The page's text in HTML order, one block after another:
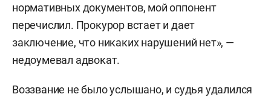
нормативных документов, мой оппонент
перечислил. Прокурор встает и дает
заключение, что никаких нарушений нет», —
недоумевал адвокат.
Воззвание не было услышано, и судья удалился